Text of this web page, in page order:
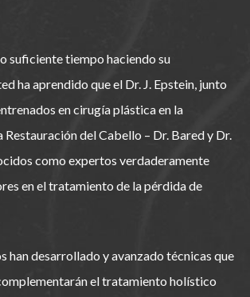
suficiente tiempo haciendo su
ha aprendido que el Dr. J. Epstein, junto
en cirugía plástica en la
Restauración del Cabello – Dr. Bared y Dr.
como expertos verdaderamente
en el tratamiento de la pérdida de
han desarrollado y avanzado técnicas que
el tratamiento holístico